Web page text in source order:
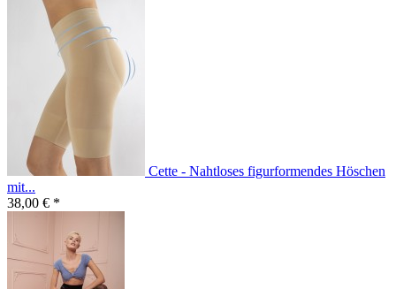
Cette - Nahtloses figurformendes Höschen
mit...
38,00 € *